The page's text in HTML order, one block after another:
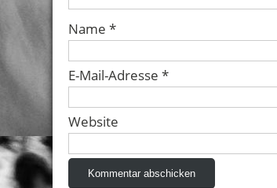
Name *
E-Mail-Adresse *
Website